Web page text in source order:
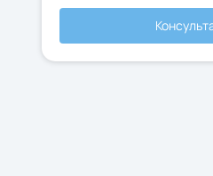
Длительность